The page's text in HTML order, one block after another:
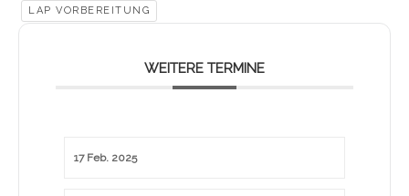
LAP VORBEREITUNG
WEITERE TERMINE
17 Feb. 2025